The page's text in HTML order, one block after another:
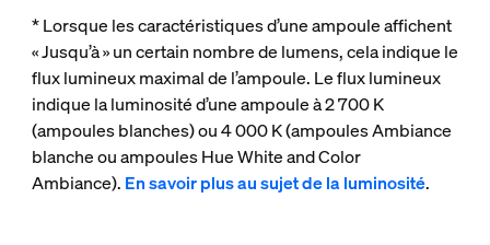
* Lorsque les caractéristiques d’une ampoule affichent
« Jusqu’à » un certain nombre de lumens, cela indique le
flux lumineux maximal de l’ampoule. Le flux lumineux
indique la luminosité d’une ampoule à 2 700 K
(ampoules blanches) ou 4 000 K (ampoules Ambiance
blanche ou ampoules Hue White and Color
Ambiance). En savoir plus au sujet de la luminosité.